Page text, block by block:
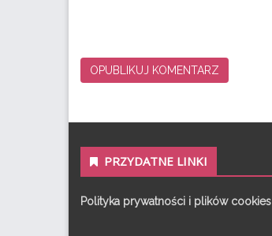
PRZYDATNE LINKI
Polityka prywatności i plików cookies